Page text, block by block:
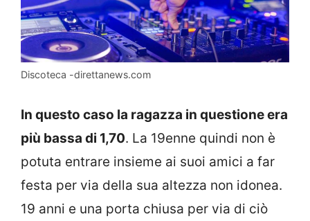
Discoteca -direttanews.com
In questo caso la ragazza in questione era
più bassa di 1,70. La 19enne quindi non è
potuta entrare insieme ai suoi amici a far
festa per via della sua altezza non idonea.
19 anni e una porta chiusa per via di ciò